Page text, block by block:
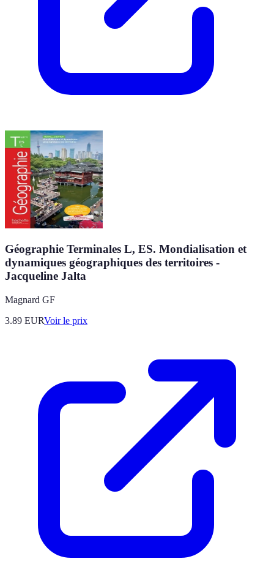
Géographie Terminales L, ES. Mondialisation et
dynamiques géographiques des territoires -
Jacqueline Jalta
Magnard GF
3.89 EURVoir le prix